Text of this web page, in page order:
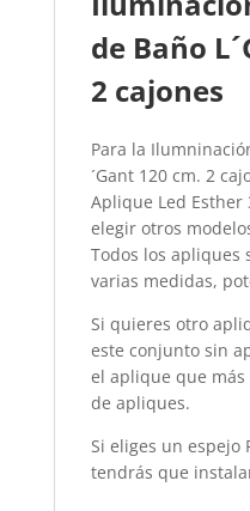
de Baño
2 cajones
Para la
´Gant 120 cm. 2
Aplique Led Esther
elegir otros
Todos los apliques
varias medidas,
Si quieres otro
este conjunto sin
el aplique que más
de apliques.
Si eliges un
tendrás que